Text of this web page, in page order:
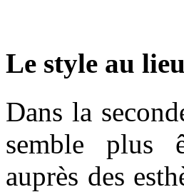
Le style au
Dans la
semble plus
auprès des